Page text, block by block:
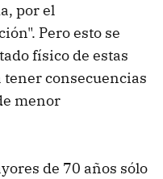
por el
Pero esto se
físico de estas
tener consecuencias
menor
de 70 años sólo